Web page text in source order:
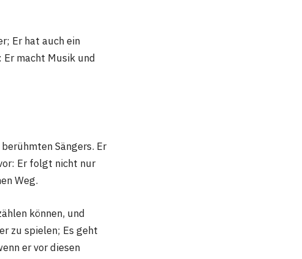
Er hat auch ein
macht Musik und
Sängers. Er
Er folgt nicht nur
Weg.
können, und
zu spielen; Es geht
er vor diesen